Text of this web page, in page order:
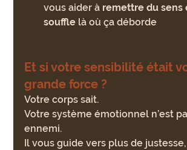
vous aider à remettre du sens
souffle là où ça déborde
Et si votre sensibilité était
grande force ?
Votre corps sait.
Votre système émotionnel n’est
ennemi.
Il vous guide vers plus de